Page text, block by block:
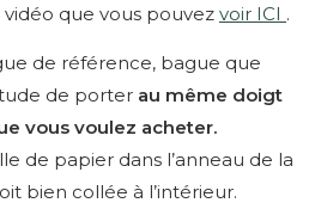
vidéo que vous pouvez voir ICI .
de référence, bague que
de porter au même doigt
vous voulez acheter.
de papier dans l’anneau de la
bien collée à l’intérieur.